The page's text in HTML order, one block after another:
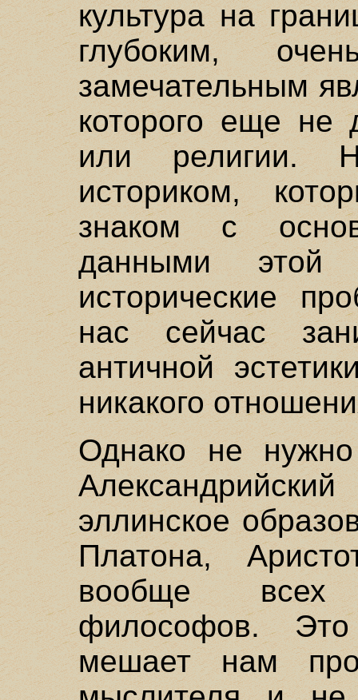
культура на
глубоким,
замечательным
которого еще не
или религии.
историком,
знаком с
данными этой
исторические
нас сейчас
античной
никакого
Однако не
эллинское
Платона,
вообще всех
философов. Это
мешает нам